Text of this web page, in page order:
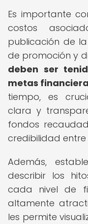
Es importante
costos
publicación de
de promoción y
deben ser
metas
tiempo, es
clara y
fondos
credibilidad
Además,
describir los
cada nivel de
altamente
les permite